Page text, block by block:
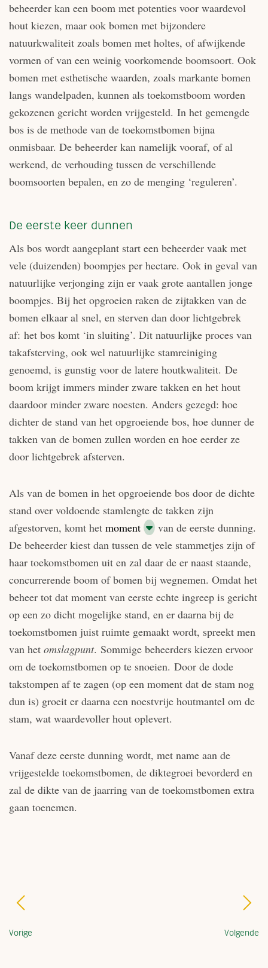
beheerder kan een boom met potenties voor waardevol
hout kiezen, maar ook bomen met bijzondere
natuurkwaliteit zoals bomen met holtes, of afwijkende
vormen of van een weinig voorkomende boomsoort. Ook
bomen met esthetische waarden, zoals markante bomen
langs wandelpaden, kunnen als toekomstboom worden
gekozenen gericht worden vrijgesteld. In het gemengde
bos is de methode van de toekomstbomen bijna
onmisbaar. De beheerder kan namelijk vooraf, of al
werkend, de verhouding tussen de verschillende
boomsoorten bepalen, en zo de menging ‘reguleren’.
De eerste keer dunnen
Als bos wordt aangeplant start een beheerder vaak met
vele (duizenden) boompjes per hectare. Ook in geval van
natuurlijke verjonging zijn er vaak grote aantallen jonge
boompjes. Bij het opgroeien raken de zijtakken van de
bomen elkaar al snel, en sterven dan door lichtgebrek
af: het bos komt ‘in sluiting’. Dit natuurlijke proces van
takafsterving, ook wel natuurlijke stamreiniging
genoemd, is gunstig voor de latere houtkwaliteit. De
boom krijgt immers minder zware takken en het hout
daardoor minder zware noesten. Anders gezegd: hoe
dichter de stand van het opgroeiende bos, hoe dunner de
takken van de bomen zullen worden en hoe eerder ze
door lichtgebrek afsterven.
Als van de bomen in het opgroeiende bos door de dichte
stand over voldoende stamlengte de takken zijn
afgestorven, komt het moment
van de eerste dunning.
De beheerder kiest dan tussen de vele stammetjes zijn of
haar toekomstbomen uit en zal daar de er naast staande,
concurrerende boom of bomen bij wegnemen. Omdat het
beheer tot dat moment van eerste echte ingreep is gericht
op een zo dicht mogelijke stand, en er daarna bij de
toekomstbomen juist ruimte gemaakt wordt, spreekt men
van het omslagpunt. Sommige beheerders kiezen ervoor
om de toekomstbomen op te snoeien. Door de dode
takstompen af te zagen (op een moment dat de stam nog
dun is) groeit er daarna een noestvrije houtmantel om de
stam, wat waardevoller hout oplevert.
Vanaf deze eerste dunning wordt, met name aan de
vrijgestelde toekomstbomen, de diktegroei bevorderd en
zal de dikte van de jaarring van de toekomstbomen extra
gaan toenemen.
Vorige Volgende